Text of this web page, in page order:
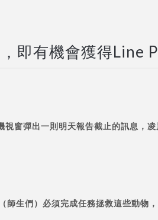
即有機會獲得Line
窗彈出一則明天報告截止的訊息，
生們）必須完成任務拯救這些動物